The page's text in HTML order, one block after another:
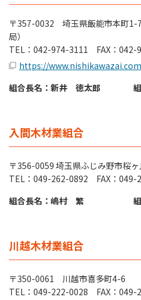
〒357-0032 埼玉県飯能市本町
局）
TEL：042-974-3111 FAX：042-
https://
組合長名：新井 徳太郎
入間木材業組合
〒356-0059 埼玉県ふじみ野市桜
TEL：049-262-0892 FAX：049-
組合長名：嶋村 繁
川越木材業組合
〒350-0061 川越市喜多町4-6
TEL：049-222-0028 FAX：049-